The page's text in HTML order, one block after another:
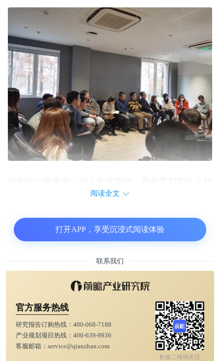
的人才是符合你的公司定义的优秀人才。
每个公司去定义自己优秀的人才时，绝不仅仅看这个
人是不是来自于BAT这样的大厂，或过往的level，取
我们到底怎样定义优秀人才？
首先，要看这个人是否有“高可用性”。我理解“高可
阅读全文
打开APP，享受沉浸式阅读体验
联系我们
官方服务热线
研究报告订购热线： 400-068-7188
产业规划项目热线： 400-639-9936
客服邮箱： service@qianzhan.com
长按二维码关注